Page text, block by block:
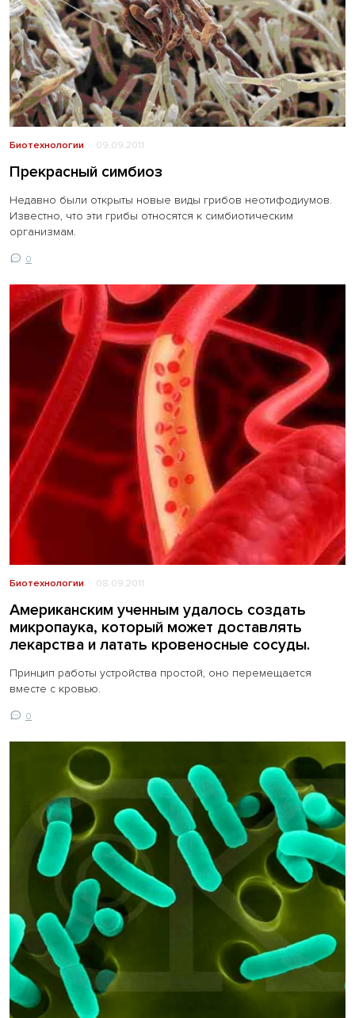
Биотехнологии 09.09.2011
Прекрасный симбиоз
Недавно были открыты новые виды грибов неотифодиумов.
Известно, что эти грибы относятся к симбиотическим
организмам.
0
Биотехнологии 08.09.2011
Американским ученным удалось создать
микропаука, который может доставлять
лекарства и латать кровеносные сосуды.
Принцип работы устройства простой, оно перемещается
вместе с кровью.
0